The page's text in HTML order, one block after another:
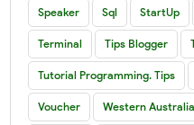
Speaker Sql StartUp
Terminal Tips Blogger
Tutorial Programming. Tips
Voucher Western Australia